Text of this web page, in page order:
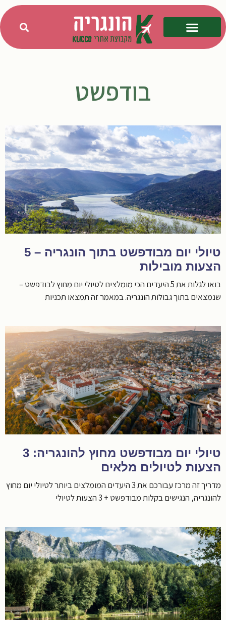
בודפשט
טיולי יום מבודפשט בתוך הונגריה – 5
הצעות מובילות
בואו לגלות את 5 היעדים הכי מומלצים לטיולי יום מחוץ לבודפשט –
שנמצאים בתוך גבולות הונגריה. במאמר זה תמצאו תכניות
טיולי יום מבודפשט מחוץ להונגריה: 3
הצעות לטיולים מלאים
מדריך זה מרכז עבורכם את 3 היעדים המומלצים ביותר לטיולי יום מחוץ
להונגריה, הנגישים בקלות מבודפשט + 3 הצעות לטיולי